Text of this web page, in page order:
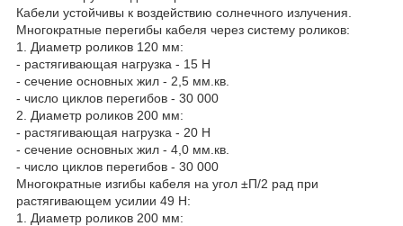
Кабели устойчивы к воздействию солнечного излучения.
Многократные перегибы кабеля через систему роликов:
1. Диаметр роликов 120 мм:
- растягивающая нагрузка - 15 Н
- сечение основных жил - 2,5 мм.кв.
- число циклов перегибов - 30 000
2. Диаметр роликов 200 мм:
- растягивающая нагрузка - 20 Н
- сечение основных жил - 4,0 мм.кв.
- число циклов перегибов - 30 000
Многократные изгибы кабеля на угол ±П/2 рад при
растягивающем усилии 49 Н:
1. Диаметр роликов 200 мм: